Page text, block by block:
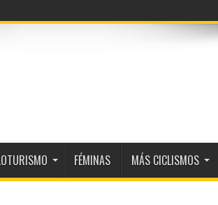
FÉMINAS MÁS CICLISMOS